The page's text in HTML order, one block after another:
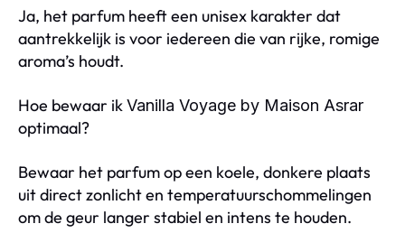
Ja, het parfum heeft een unisex karakter dat
aantrekkelijk is voor iedereen die van rijke, romige
aroma’s houdt.
Hoe bewaar ikVanilla Voyage by Maison Asrar
optimaal?
Bewaar het parfum op een koele, donkere plaats
uit direct zonlicht en temperatuurschommelingen
om de geur langer stabiel en intens te houden.